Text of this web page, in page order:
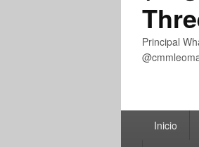
Principal
principalInicio